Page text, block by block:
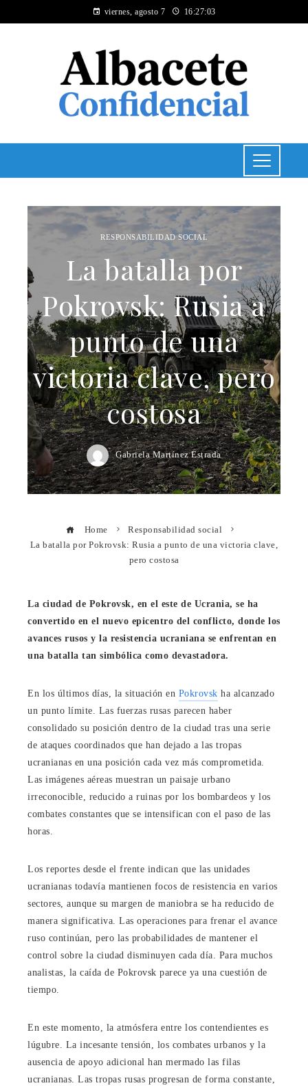
viernes, agosto 7 16:27:04
RESPONSABILIDAD SOCIAL
La batalla por
Pokrovsk: Rusia a
punto de una
victoria clave, pero
costosa
Gabriela Martínez Estrada
Home
Responsabilidad social
La batalla por Pokrovsk: Rusia a punto de una victoria clave,
pero costosa
La ciudad de Pokrovsk, en el este de Ucrania, se ha
convertido en el nuevo epicentro del conflicto, donde los
avances rusos y la resistencia ucraniana se enfrentan en
una batalla tan simbólica como devastadora.
En los últimos días, la situación en Pokrovsk ha alcanzado
un punto límite. Las fuerzas rusas parecen haber
consolidado su posición dentro de la ciudad tras una serie
de ataques coordinados que han dejado a las tropas
ucranianas en una posición cada vez más comprometida.
Las imágenes aéreas muestran un paisaje urbano
irreconocible, reducido a ruinas por los bombardeos y los
combates constantes que se intensifican con el paso de las
horas.
Los reportes desde el frente indican que las unidades
ucranianas todavía mantienen focos de resistencia en varios
sectores, aunque su margen de maniobra se ha reducido de
manera significativa. Las operaciones para frenar el avance
ruso continúan, pero las probabilidades de mantener el
control sobre la ciudad disminuyen cada día. Para muchos
analistas, la caída de Pokrovsk parece ya una cuestión de
tiempo.
En este momento, la atmósfera entre los contendientes es
lúgubre. La incesante tensión, los combates urbanos y la
ausencia de apoyo adicional han mermado las filas
ucranianas. Las tropas rusas progresan de forma constante,